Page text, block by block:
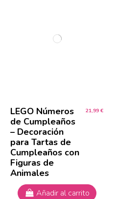
LEGO Números
de Cumpleaños
– Decoración
para Tartas de
Cumpleaños con
Figuras de
Animales
21,99 €
Añadir al carrito